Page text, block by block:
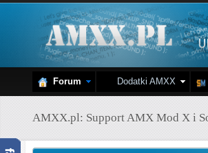
Forum Dodatki AMXX
AMXX.pl: Support AMX Mod X i